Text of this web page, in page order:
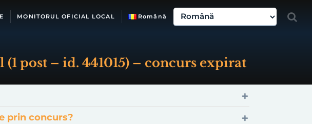
MONITORUL OFICIAL LOCAL Română
post – id. 441015) – concurs expirat
prin concurs?